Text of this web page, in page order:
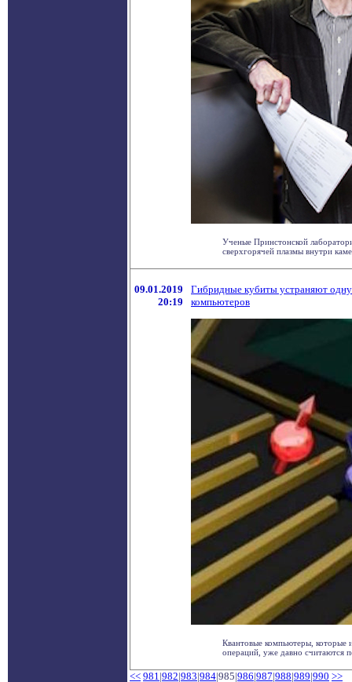
Ученые Принстонской
сверхгорячей плазмы внутри
09.01.2019
20:19
Гибридные кубиты устраняют одну
компьютеров
Квантовые компьютеры, которые
операций, уже давно считаются
<< 981|982|983|984|985|986|987|988|989|990 >>